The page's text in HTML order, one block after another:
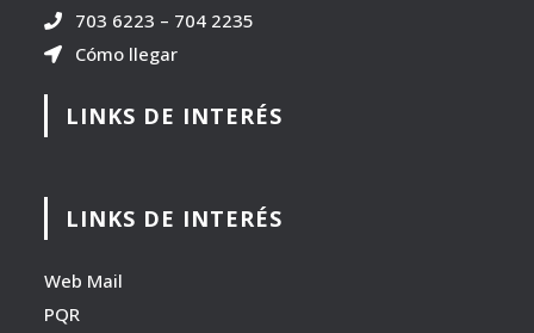
703 6223 – 704 2235
Cómo llegar
LINKS DE INTERÉS
LINKS DE INTERÉS
Web Mail
PQR